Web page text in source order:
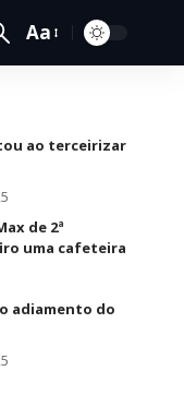
Aa
ao terceirizar
de 2ª
uma cafeteira
adiamento do